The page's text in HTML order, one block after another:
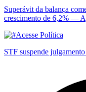
Superávit da balança
crescimento de 6,2% —
STF suspende